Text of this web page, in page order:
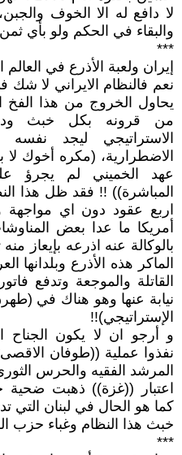
لا دافع له الا الخوف
والبقاء في الحكم ولو بأي
***
إيران ولعبة الأذرع في العالم
نعم فالنظام الايراني لا
يحاول الخروج من هذا الفخ
من قرونه بكل خبث
الاستراتيجي ليجد
الاضطرارية، (مكره أخوك
عهد الخميني لم يجرؤ
المباشرة)) !! فقد ظل هذا
اربع عقود دون اي مواجهة
أمريكا ما عدا بعض
بالوكالة عنه اذرعه بإيعاز
الماكر هذه الأذرع وبلدانها
القاتلة والموجعة وتدفع
نيابة عنها وهو هناك في
الإستراتيجي)!!
و أرجو ان لا يكون الجناح
نفذوا عملية ((طوفان
المرشد الفقيه والحرس
اعتبار ((غزة)) ذهبت ضحية
كما هو الحال في لبنان التي
خبث هذا النظام وغباء حزب
***